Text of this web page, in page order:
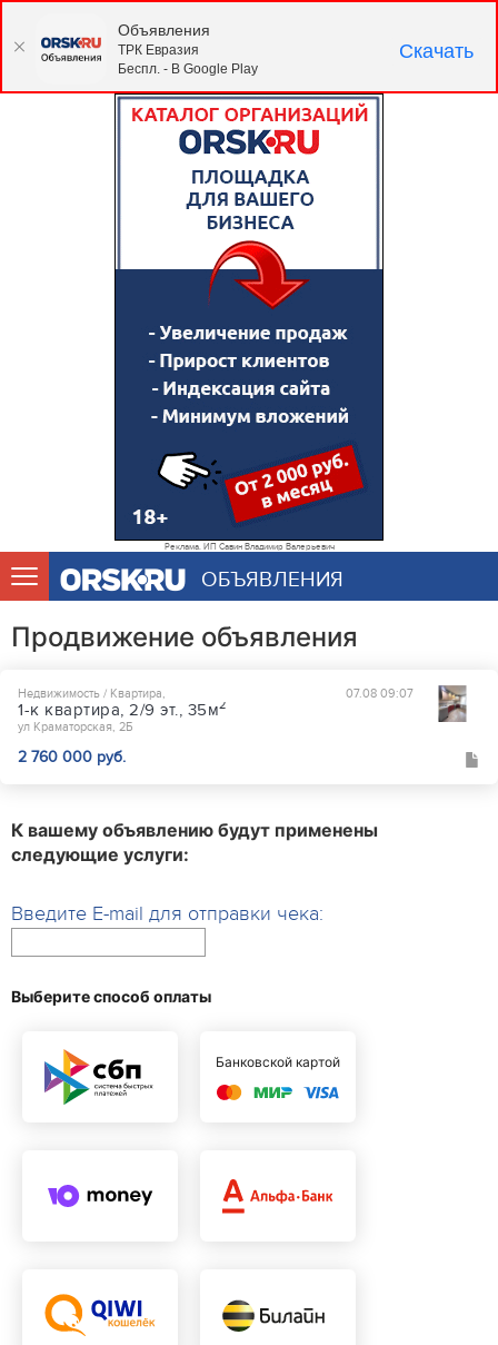
Реклама. ИП Савин Владимир Валерьевич
ОБЪЯВЛЕНИЯ
Продвижение объявления
07.08 09:07
Недвижимость / Квартира,
1-к квартира, 2/9 эт., 35м2
ул Краматорская, 2Б
2 760 000 руб.
К вашему объявлению будут применены
следующие услуги:
Введите E-mail для отправки чека:
Выберите способ оплаты
Банковской картой
Объявления
ТРК Евразия
Беспл. - В Google Play
Скачать